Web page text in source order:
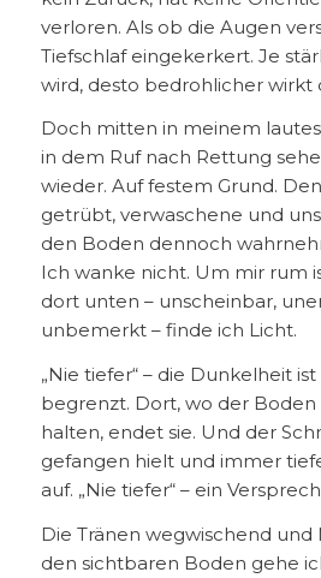
verloren. Als ob die Augen
Tiefschlaf eingekerkert. Je
wird, desto bedrohlicher wirkt
Doch mitten in meinem
in dem Ruf nach Rettung
wieder. Auf festem Grund.
getrübt, verwaschene und
den Boden dennoch
Ich wanke nicht. Um mir rum
dort unten – unscheinbar,
unbemerkt – finde ich Licht.
„Nie tiefer“ – die Dunkelheit
begrenzt. Dort, wo der
halten, endet sie. Und der
gefangen hielt und immer
auf. „Nie tiefer“ – ein
Die Tränen wegwischend
den sichtbaren Boden gehe